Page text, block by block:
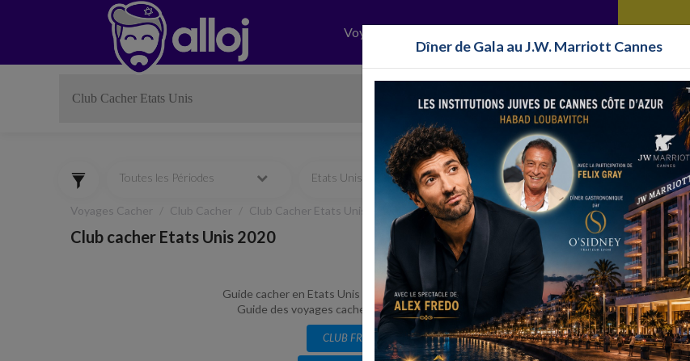
Voyages
Toutes les Périodes Etats Unis Toutes les surveillances
Voyages Cacher Club Cacher Club Cacher Etats Unis
Club cacher Etats Unis 2020
Club cacher Etats Unis en 2020
Guide cacher en Etats Unis : Liste des club cacher Etats Unis 2020 et 2021, Choisissez un
Guide des voyages cacher de Etats Unis, pour partir en Club Casher en Etats Unis,
CLUB FRANCE CLUB ISRAEL CLUB EILAT CLUB ESPAGNE
Dîner de Gala au J.W. Marriott Cannes